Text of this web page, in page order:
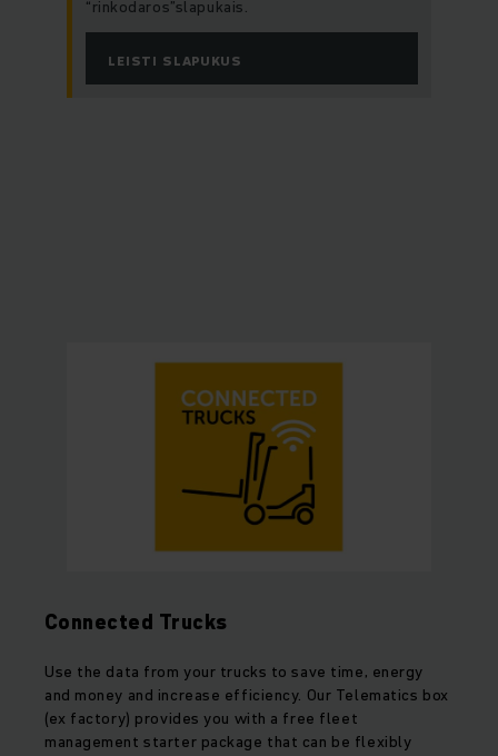
“rinkodaros”slapukais.
LEISTI SLAPUKUS
Connected Trucks
Use the data from your trucks to save time, energy
and money and increase efficiency. Our Telematics box
(ex factory) provides you with a free fleet
management starter package that can be flexibly